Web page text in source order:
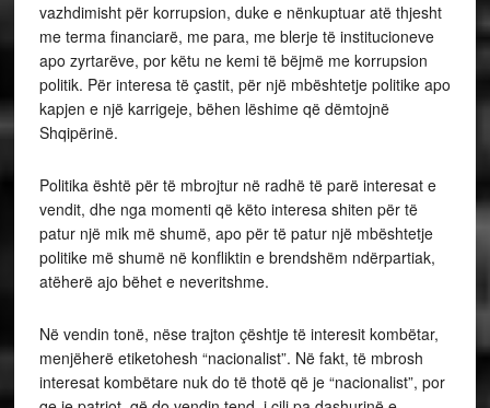
vazhdimisht për korrupsion, duke e nënkuptuar atë thjesht
me terma financiarë, me para, me blerje të institucioneve
apo zyrtarëve, por këtu ne kemi të bëjmë me korrupsion
politik. Për interesa të çastit, për një mbështetje politike apo
kapjen e një karrigeje, bëhen lëshime që dëmtojnë
Shqipërinë.
Politika është për të mbrojtur në radhë të parë interesat e
vendit, dhe nga momenti që këto interesa shiten për të
patur një mik më shumë, apo për të patur një mbështetje
politike më shumë në konfliktin e brendshëm ndërpartiak,
atëherë ajo bëhet e neveritshme.
Në vendin tonë, nëse trajton çështje të interesit kombëtar,
menjëherë etiketohesh “nacionalist”. Në fakt, të mbrosh
interesat kombëtare nuk do të thotë që je “nacionalist”, por